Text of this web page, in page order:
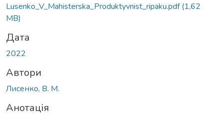
Lusenko_V_Мahisterska_Produktyvnist_ripaku.pdf(1,62
MB)
Дата
2022
Автори
Лисенко, В. М.
Анотація